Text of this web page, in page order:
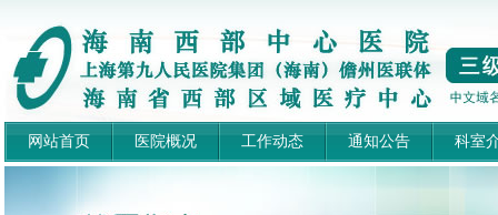
网站首页 医院概况 工作动态 通知公告 科室